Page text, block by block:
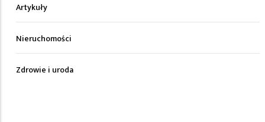
Artykuły
Nieruchomości
Zdrowie i uroda